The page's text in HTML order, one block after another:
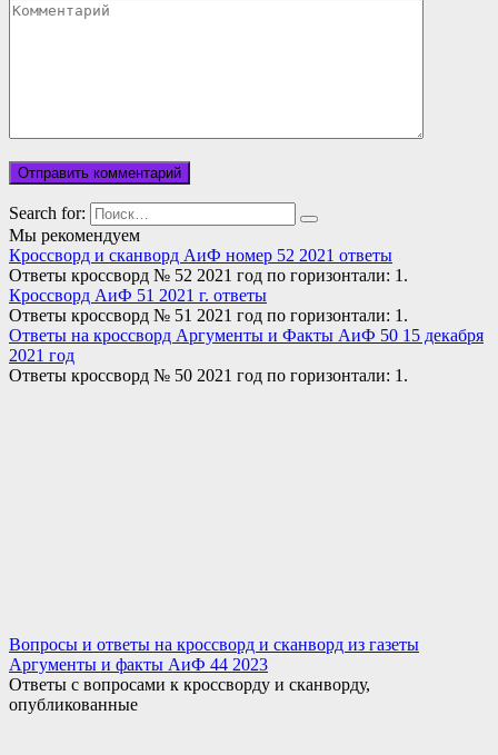
Search for:
Мы рекомендуем
Кроссворд и сканворд АиФ номер 52 2021 ответы
Ответы кроссворд № 52 2021 год по горизонтали: 1.
Кроссворд АиФ 51 2021 г. ответы
Ответы кроссворд № 51 2021 год по горизонтали: 1.
Ответы на кроссворд Аргументы и Факты АиФ 50 15 декабря
2021 год
Ответы кроссворд № 50 2021 год по горизонтали: 1.
Вопросы и ответы на кроссворд и сканворд из газеты
Аргументы и факты АиФ 44 2023
Ответы с вопросами к кроссворду и сканворду,
опубликованные